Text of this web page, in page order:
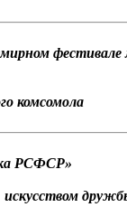
фестивале
комсомола
РСФСР»
искусством